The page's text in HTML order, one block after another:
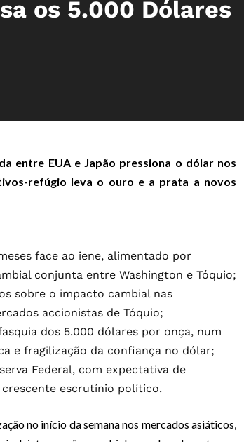
os 5.000 Dólares
entre EUA e Japão pressiona o dólar nos
refúgio leva o ouro e a prata a novos
face ao iene, alimentado por
conjunta entre Washington e Tóquio;
sobre o impacto cambial nas
accionistas de Tóquio;
dos 5.000 dólares por onça, num
e fragilização da confiança no dólar;
Federal, com expectativa de
escrutínio político.
no início da semana nos mercados asiáticos,